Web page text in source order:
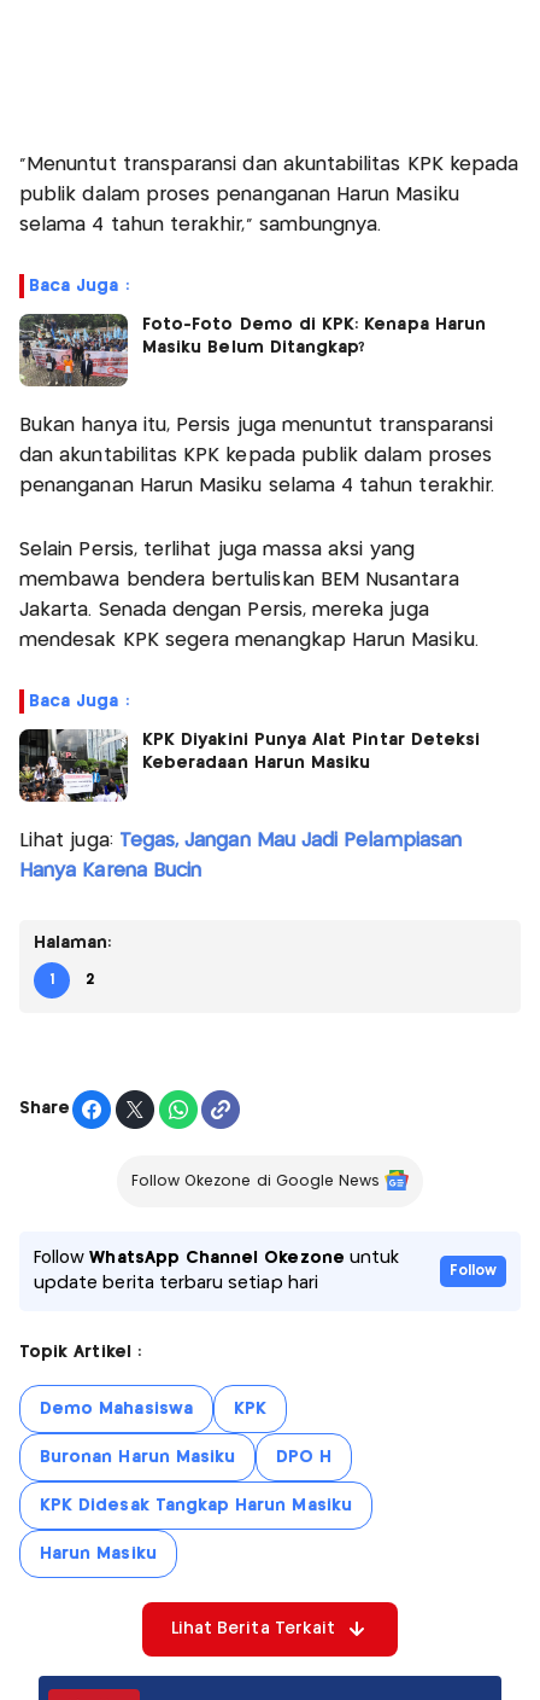
"Menuntut transparansi dan akuntabilitas KPK kepada
publik dalam proses penanganan Harun Masiku
selama 4 tahun terakhir," sambungnya.
Baca Juga :
Foto-Foto Demo di KPK: Kenapa Harun
Masiku Belum Ditangkap?
Bukan hanya itu, Persis juga menuntut transparansi
dan akuntabilitas KPK kepada publik dalam proses
penanganan Harun Masiku selama 4 tahun terakhir.
Selain Persis, terlihat juga massa aksi yang
membawa bendera bertuliskan BEM Nusantara
Jakarta. Senada dengan Persis, mereka juga
mendesak KPK segera menangkap Harun Masiku.
Baca Juga :
KPK Diyakini Punya Alat Pintar Deteksi
Keberadaan Harun Masiku
Lihat juga: Tegas, Jangan Mau Jadi Pelampiasan
Hanya Karena Bucin
Halaman:
1 2
Share
Follow Okezone di Google News
FollowWhatsApp Channel Okezone untuk
update berita terbaru setiap hari
Follow
Topik Artikel :
Demo Mahasiswa KPK
Buronan Harun Masiku DPO H
KPK Didesak Tangkap Harun Masiku
Harun Masiku
Lihat Berita Terkait